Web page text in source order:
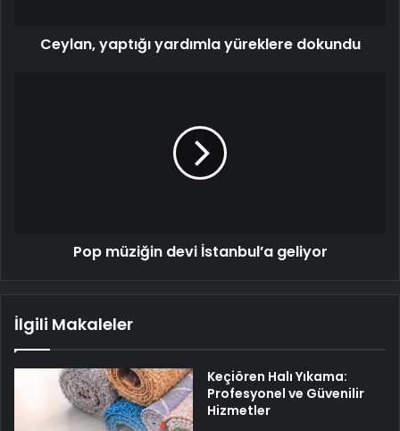
Ceylan, yaptığı yardımla yüreklere dokundu
Pop müziğin devi İstanbul’a geliyor
İlgili Makaleler
Keçiören Halı Yıkama:
Profesyonel ve Güvenilir
Hizmetler